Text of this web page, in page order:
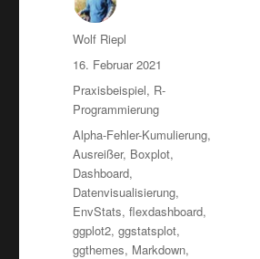
Autor
Wolf Riepl
Veröffentlicht
am
16. Februar 2021
Kategorien
Praxisbeispiel, R-
Programmierung
Schlagwörter
Alpha-Fehler-Kumulierung,
Ausreißer, Boxplot,
Dashboard,
Datenvisualisierung,
EnvStats,flexdashboard,
ggplot2,ggstatsplot,
ggthemes, Markdown,